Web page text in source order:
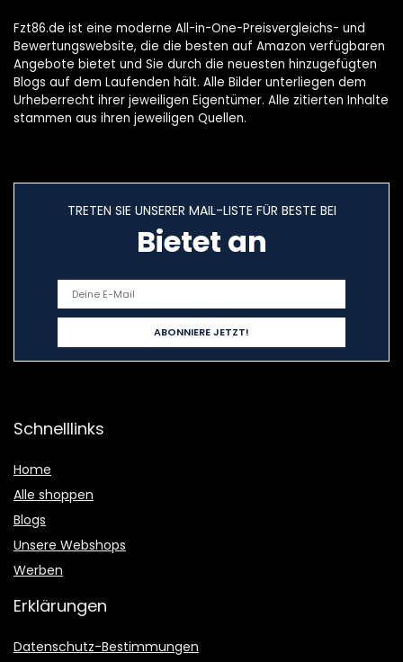
Fzt86.de ist eine moderne All-in-One-Preisvergleichs- und
Bewertungswebsite, die die besten auf Amazon verfügbaren
Angebote bietet und Sie durch die neuesten hinzugefügten
Blogs auf dem Laufenden hält. Alle Bilder unterliegen dem
Urheberrecht ihrer jeweiligen Eigentümer. Alle zitierten Inhalte
stammen aus ihren jeweiligen Quellen.
TRETEN SIE UNSERER MAIL-LISTE FÜR BESTE BEI
Bietet an
Schnelllinks
Home
Alle shoppen
Blogs
Unsere Webshops
Werben
Erklärungen
Datenschutz-Bestimmungen